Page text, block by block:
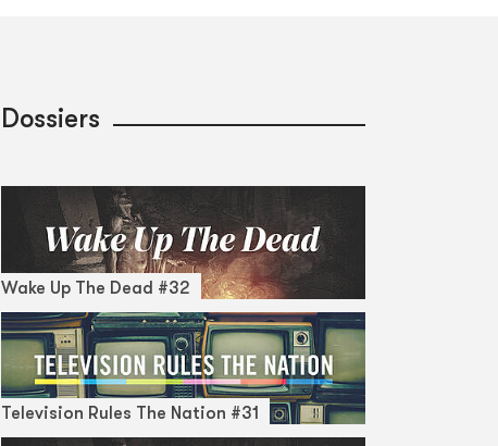
Dossiers
Wake Up The Dead #32
Television Rules The Nation #31